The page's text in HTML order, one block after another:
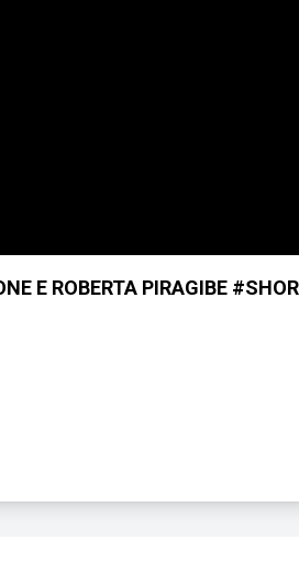
E ROBERTA PIRAGIBE